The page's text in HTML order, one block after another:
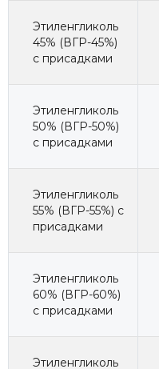
Этиленгликоль
45% (ВГР-45%)
с присадками
Этиленгликоль
50% (ВГР-50%)
с присадками
Этиленгликоль
55% (ВГР-55%) с
присадками
Этиленгликоль
60% (ВГР-60%)
с присадками
Этиленгликоль